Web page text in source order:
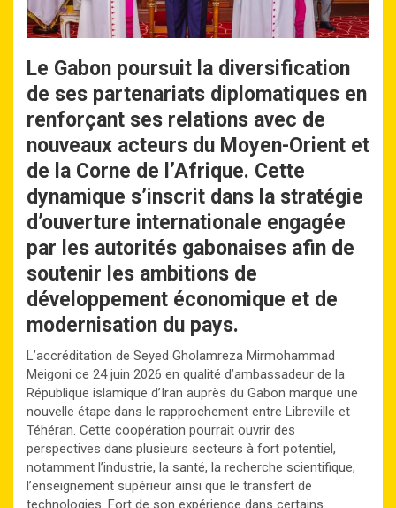
Le Gabon poursuit la diversification
de ses partenariats diplomatiques en
renforçant ses relations avec de
nouveaux acteurs du Moyen-Orient et
de la Corne de l’Afrique. Cette
dynamique s’inscrit dans la stratégie
d’ouverture internationale engagée
par les autorités gabonaises afin de
soutenir les ambitions de
développement économique et de
modernisation du pays.
L’accréditation de Seyed Gholamreza Mirmohammad
Meigoni ce 24 juin 2026 en qualité d’ambassadeur de la
République islamique d’Iran auprès du Gabon marque une
nouvelle étape dans le rapprochement entre Libreville et
Téhéran. Cette coopération pourrait ouvrir des
perspectives dans plusieurs secteurs à fort potentiel,
notamment l’industrie, la santé, la recherche scientifique,
l’enseignement supérieur ainsi que le transfert de
technologies. Fort de son expérience dans certains